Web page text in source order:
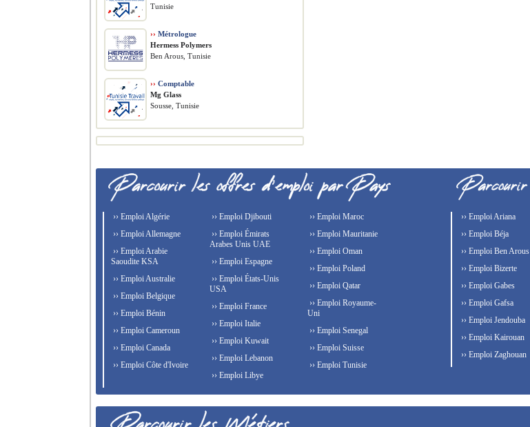
Tunisie
›› Métrologue
Hermess Polymers
Ben Arous, Tunisie
›› Comptable
Mg Glass
Sousse, Tunisie
›› Emploi Algérie
›› Emploi Allemagne
›› Emploi Arabie
Saoudite KSA
›› Emploi Australie
›› Emploi Belgique
›› Emploi Bénin
›› Emploi Cameroun
›› Emploi Canada
›› Emploi Côte d'Ivoire
›› Emploi Djibouti
›› Emploi Émirats
Arabes Unis UAE
›› Emploi Espagne
›› Emploi États-Unis
USA
›› Emploi France
›› Emploi Italie
›› Emploi Kuwait
›› Emploi Lebanon
›› Emploi Libye
›› Emploi Maroc
›› Emploi Mauritanie
›› Emploi Oman
›› Emploi Poland
›› Emploi Qatar
›› Emploi Royaume-
Uni
›› Emploi Senegal
›› Emploi Suisse
›› Emploi Tunisie
›› Emploi Ariana
›› Emploi Béja
›› Emploi Ben Arous
›› Emploi Bizerte
›› Emploi Gabes
›› Emploi Gafsa
›› Emploi Jendouba
›› Emploi Kairouan
›› Emploi Zaghouan